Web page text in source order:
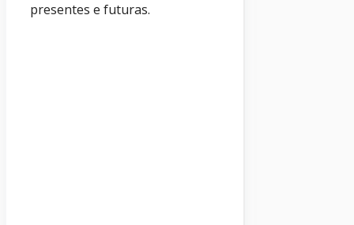
presentes e futuras.